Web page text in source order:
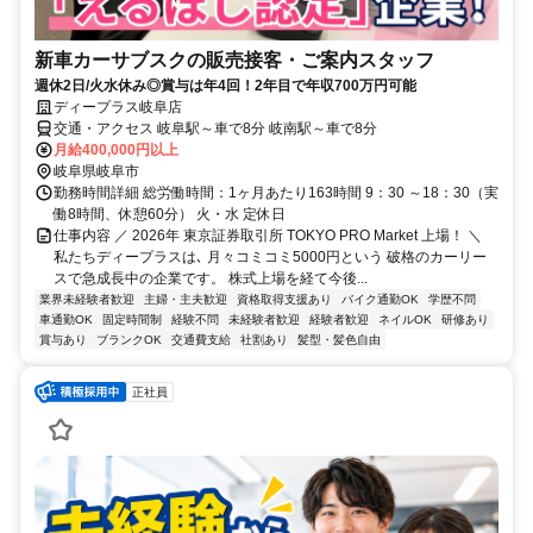
新車カーサブスクの販売接客・ご案内スタッフ
週休2日/火水休み◎賞与は年4回！2年目で年収700万円可能
ディープラス岐阜店
交通・アクセス 岐阜駅～車で8分 岐南駅～車で8分
月給400,000円以上
岐阜県岐阜市
勤務時間詳細 総労働時間：1ヶ月あたり163時間 9：30 ～18：30（実
働8時間、休憩60分） 火・水 定休日
仕事内容 ／ 2026年 東京証券取引所 TOKYO PRO Market 上場！ ＼
私たちディープラスは､ 月々コミコミ5000円という 破格のカーリー
スで急成長中の企業です。 株式上場を経て今後...
業界未経験者歓迎 主婦・主夫歓迎 資格取得支援あり バイク通勤OK
学歴不問
車通勤OK
固定時間制 経験不問 未経験者歓迎 経験者歓迎 ネイルOK
研修あり
賞与あり
ブランクOK 交通費支給 社割あり 髪型・髪色自由
正社員